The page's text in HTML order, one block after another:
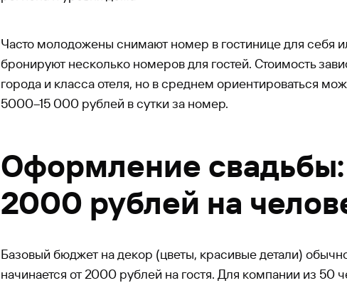
Часто молодожены снимают номер в гостинице для себя
бронируют несколько номеров для гостей. Стоимость
города и класса отеля, но в среднем ориентироваться
5000–15 000 рублей в сутки за номер.
Оформление свадьбы:
2000 рублей на
Базовый бюджет на декор (цветы, красивые детали)
начинается от 2000 рублей на гостя. Для компании из 50